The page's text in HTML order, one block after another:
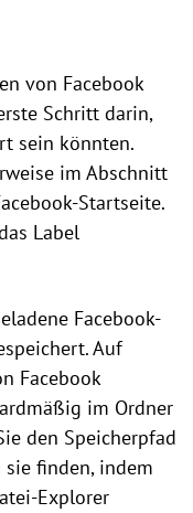
von Facebook
Schritt darin,
sein könnten.
im Abschnitt
Startseite.
Label
Facebook-
Auf
Facebook
im Ordner
den Speicherpfad
finden, indem
Explorer